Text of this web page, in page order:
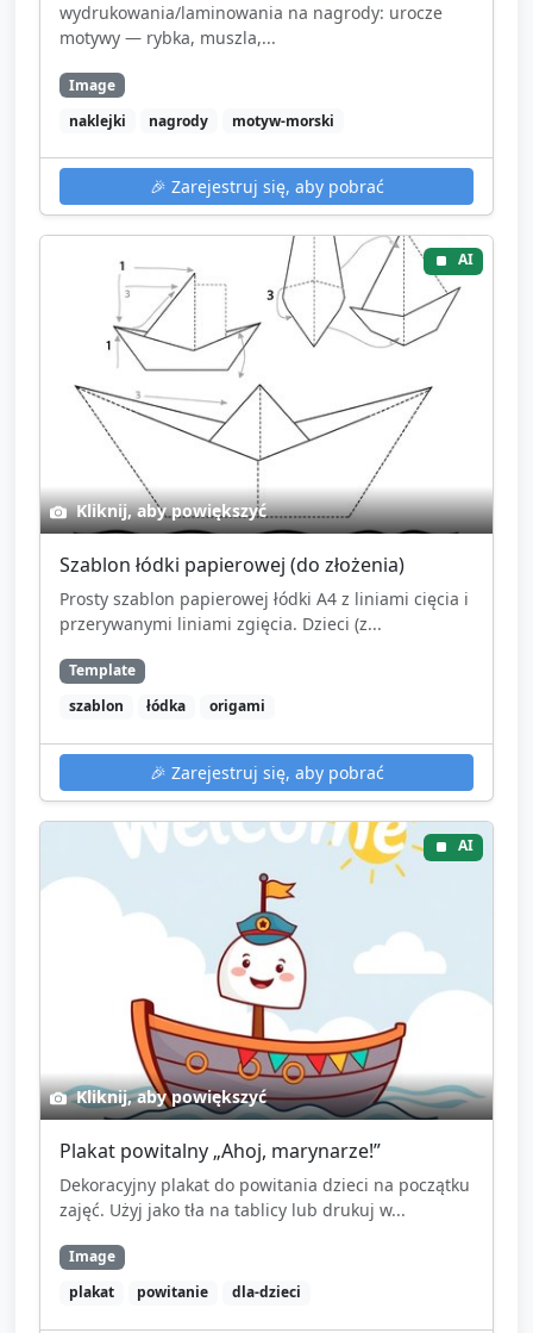
wydrukowania/laminowania na nagrody: urocze
motywy — rybka, muszla,...
Image
naklejki
nagrody motyw-morski
🎉 Zarejestruj się, aby pobrać
AI
Kliknij, aby powiększyć
Szablon łódki papierowej (do złożenia)
Prosty szablon papierowej łódki A4 z liniami cięcia i
przerywanymi liniami zgięcia. Dzieci (z...
Template
szablon
łódka origami
🎉 Zarejestruj się, aby pobrać
AI
Kliknij, aby powiększyć
Plakat powitalny „Ahoj, marynarze!”
Dekoracyjny plakat do powitania dzieci na początku
zajęć. Użyj jako tła na tablicy lub drukuj w...
Image
plakat
powitanie dla-dzieci